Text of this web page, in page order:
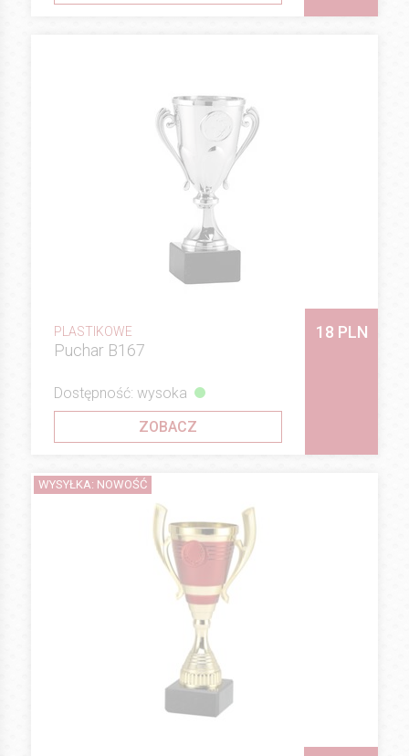
PLASTIKOWE
Puchar B167
18 PLN
Dostępność: wysoka
ZOBACZ
WYSYŁKA: NOWOŚĆ